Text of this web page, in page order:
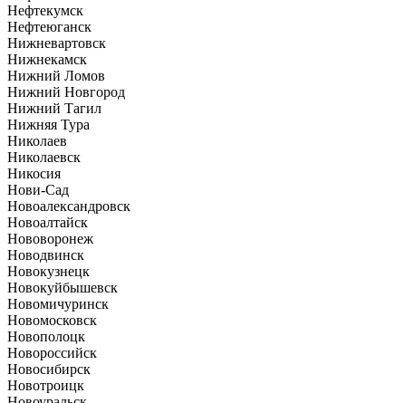
Нефтекумск
Нефтеюганск
Нижневартовск
Нижнекамск
Нижний Ломов
Нижний Новгород
Нижний Тагил
Нижняя Тура
Николаев
Николаевск
Никосия
Нови-Сад
Новоалександровск
Новоалтайск
Нововоронеж
Новодвинск
Новокузнецк
Новокуйбышевск
Новомичуринск
Новомосковск
Новополоцк
Новороссийск
Новосибирск
Новотроицк